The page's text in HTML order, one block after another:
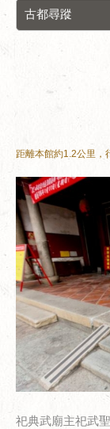
古都尋蹤
距離本館約1.2公里，
祀典武廟主祀武